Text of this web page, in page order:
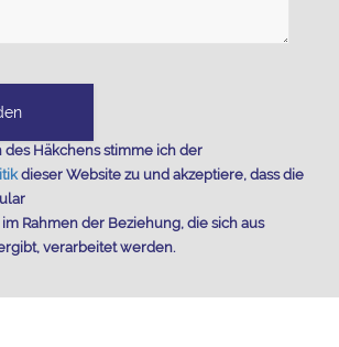
des Häkchens stimme ich der
dieser Website zu und akzeptiere, dass die
Rahmen der Beziehung, die sich aus
verarbeitet werden.